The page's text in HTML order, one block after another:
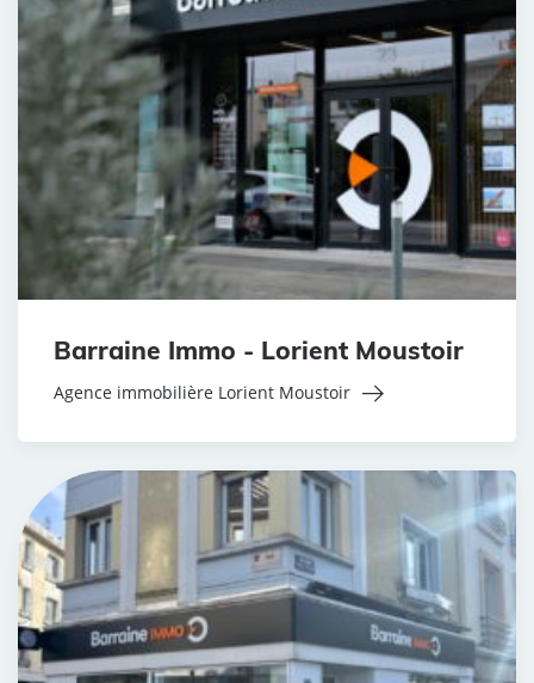
Barraine Immo - Lorient Moustoir
Agence immobilière Lorient Moustoir